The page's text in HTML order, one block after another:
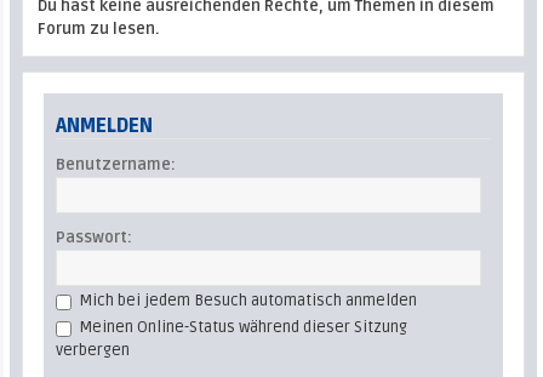
Du hast keine ausreichenden Rechte, um Themen in diesem
Forum zu lesen.
ANMELDEN
Benutzername:
Passwort:
Mich bei jedem Besuch automatisch anmelden
Meinen Online-Status während dieser Sitzung
verbergen